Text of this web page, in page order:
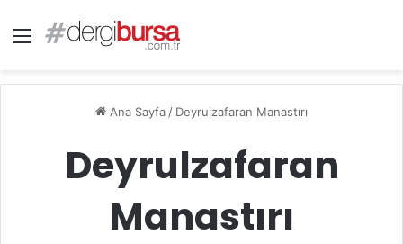
Menü
Ana Sayfa / Deyrulzafaran Manastırı
Deyrulzafaran
Manastırı